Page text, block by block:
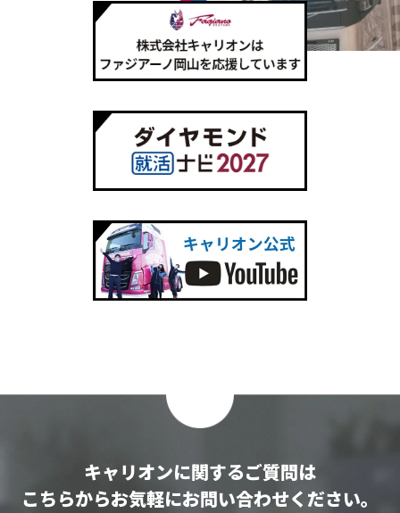
キャリオンに関するご質問は
こちらからお気軽にお問い合わせください。